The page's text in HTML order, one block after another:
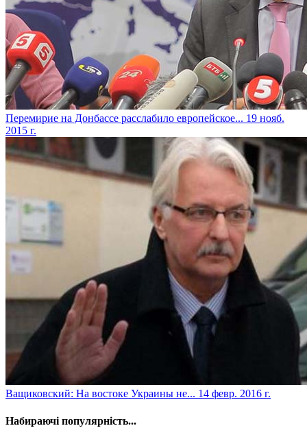
Перемирие на Донбассе расслабило европейское... 19 нояб.
2015 г.
Ващиковский: На востоке Украины не... 14 февр. 2016 г.
Набираючі популярність...